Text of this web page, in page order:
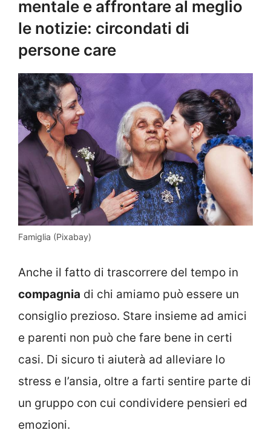
mentale e affrontare al meglio
le notizie: circondati di
persone care
Famiglia (Pixabay)
Anche il fatto di trascorrere del tempo in
compagnia di chi amiamo può essere un
consiglio prezioso. Stare insieme ad amici
e parenti non può che fare bene in certi
casi. Di sicuro ti aiuterà ad alleviare lo
stress e l’ansia, oltre a farti sentire parte di
un gruppo con cui condividere pensieri ed
emozioni.